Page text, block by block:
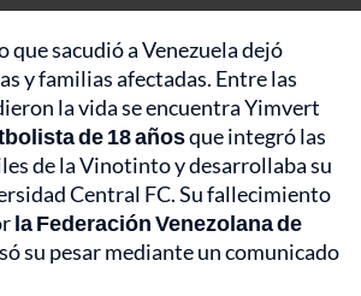
sacudió a Venezuela dejó
y familias afectadas. Entre las
la vida se encuentra Yimvert
de 18 añosque integró las
de la Vinotinto y desarrollaba su
Central FC. Su fallecimiento
la Federación Venezolana de
su pesar mediante un comunicado